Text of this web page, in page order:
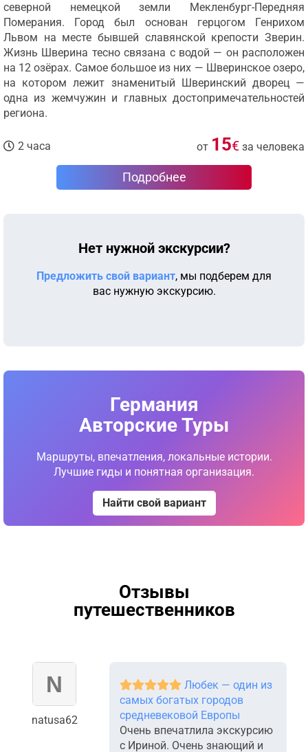
северной немецкой земли Мекленбург-Передняя
Померания. Город был основан герцогом Генрихом
Львом на месте бывшей славянской крепости Зверин.
Жизнь Шверина тесно связана с водой — он расположен
на 12 озёрах. Самое большое из них — Шверинское озеро,
на котором лежит знаменитый Шверинский дворец —
одна из жемчужин и главных достопримечательностей
региона.
2 часа от 15€ за человека
Подробнее
Нет нужной экскурсии?
Предложить свой вариант, мы подберем для
вас нужную экскурсию.
Германия
Авторские Туры
Маршруты, впечатления, локальные истории.
Лучшие гиды и понятная организация.
Найти свой вариант
Отзывы
путешественников
natusa62
Любек — один из
самых богатых городов
средневековой Европы
Очень впечатлила экскурсию
с Ириной. Очень знающий и